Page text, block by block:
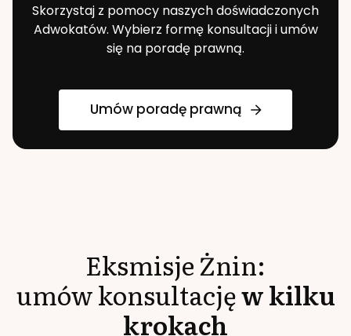
Skorzystaj z pomocy naszych doświadczonych
Adwokatów. Wybierz formę konsultacji i umów
się na poradę prawną.
Umów poradę prawną
EksmisjeŻnin:
umów konsultacjęw kilku
krokach